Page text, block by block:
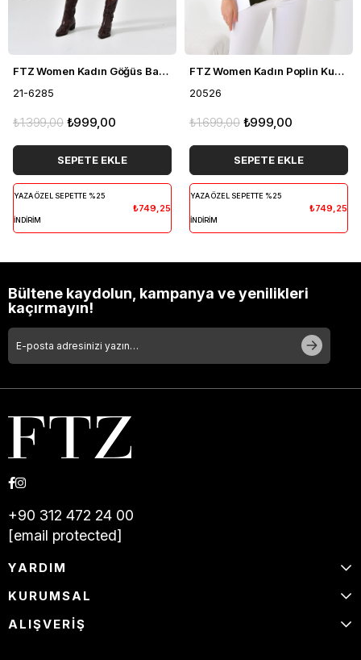
FTZ Women Kadın Göğüs Baklava Desen Hırka Taba 21-6285
21-6285
₺999,00
₺1.399,00
SEPETE EKLE
YAZA ÖZEL SEPETTE %25
İNDİRİM
₺749,25
FTZ Women Kadın Poplin Kumaş Detaylı Hırka Haki 20526
20526
₺999,00
₺1.699,00
SEPETE EKLE
YAZA ÖZEL SEPETTE %25
İNDİRİM
₺749,25
Bültene kaydolun, kampanya ve yenilikleri
kaçırmayın!
+90 312 472 24 00
[email protected]
YARDIM
KURUMSAL
ALIŞVERİŞ